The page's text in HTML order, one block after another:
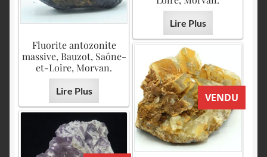
Lire Plus
Fluorite antozonite
massive, Bauzot, Saône-
et-Loire, Morvan.
Lire Plus
VENDU